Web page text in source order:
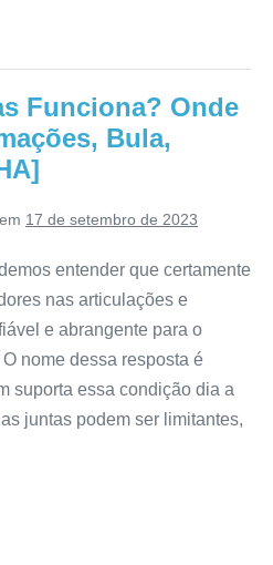
Funciona? Onde
Bula,
17 de setembro de 2023
entender que certamente
nas articulações e
e abrangente para o
nome dessa resposta é
suporta essa condição dia a
juntas podem ser limitantes,